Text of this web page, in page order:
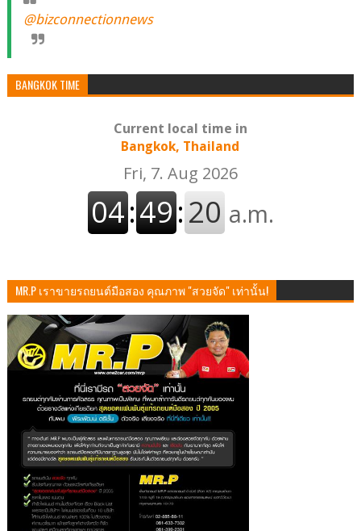
@bizconnectionnews
BANGKOK TIME
Current local time in
Bangkok, Thailand
MR.P เราขายรถยนต์มือสอง คุณภาพ "สวยจัด" เท่านั้น!